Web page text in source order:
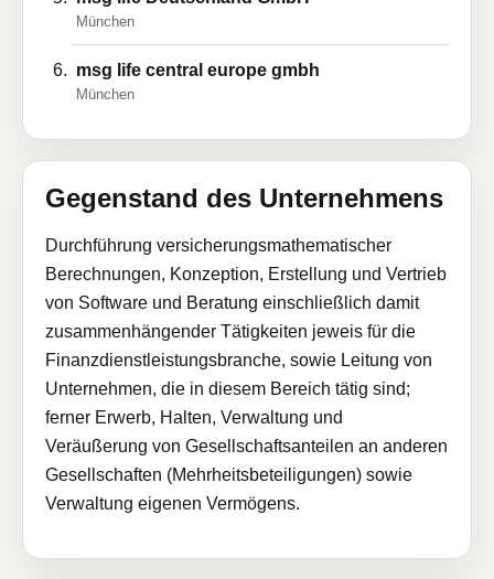
München
msg life central europe gmbh
München
Gegenstand des Unternehmens
Durchführung versicherungsmathematischer
Berechnungen, Konzeption, Erstellung und Vertrieb
von Software und Beratung einschließlich damit
zusammenhängender Tätigkeiten jeweis für die
Finanzdienstleistungsbranche, sowie Leitung von
Unternehmen, die in diesem Bereich tätig sind;
ferner Erwerb, Halten, Verwaltung und
Veräußerung von Gesellschaftsanteilen an anderen
Gesellschaften (Mehrheitsbeteiligungen) sowie
Verwaltung eigenen Vermögens.